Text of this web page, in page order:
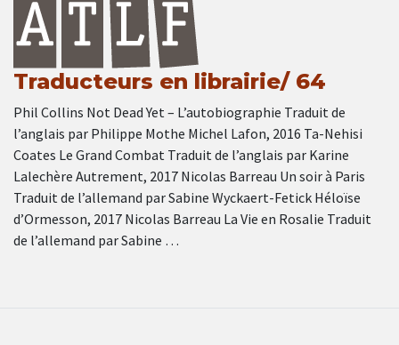
Traducteurs en librairie/ 64
Phil Collins Not Dead Yet – L’autobiographie Traduit de
l’anglais par Philippe Mothe Michel Lafon, 2016 Ta-Nehisi
Coates Le Grand Combat Traduit de l’anglais par Karine
Lalechère Autrement, 2017 Nicolas Barreau Un soir à Paris
Traduit de l’allemand par Sabine Wyckaert-Fetick Héloïse
d’Ormesson, 2017 Nicolas Barreau La Vie en Rosalie Traduit
de l’allemand par Sabine …